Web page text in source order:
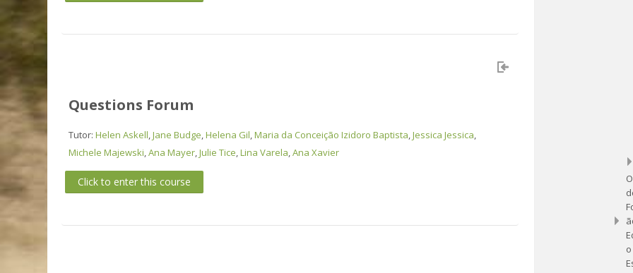
Questions Forum
Tutor:Helen Askell ,Jane Budge ,Helena Gil ,Maria da Conceição Izidoro Baptista ,Jessica Jessica
Michele Majewski ,Ana Mayer ,Julie Tice ,Lina Varela ,Ana Xavier
Click to enter this course